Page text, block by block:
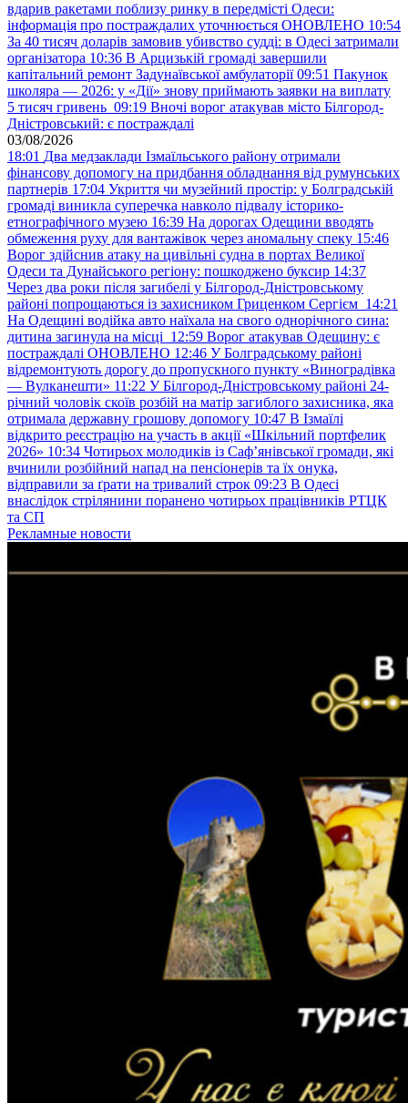
вдарив ракетами поблизу ринку в передмісті Одеси:
інформація про постраждалих уточнюється ОНОВЛЕНО 10:54
За 40 тисяч доларів замовив убивство судді: в Одесі затримали
організатора 10:36 В Арцизькій громаді завершили
капітальний ремонт Задунаївської амбулаторії 09:51 Пакунок
школяра — 2026: у «Дії» знову приймають заявки на виплату
5 тисяч гривень 09:19 Вночі ворог атакував місто Білгород-
Дністровський: є постраждалі
03/08/2026
18:01 Два медзаклади Ізмаїльського району отримали
фінансову допомогу на придбання обладнання від румунських
партнерів 17:04 Укриття чи музейний простір: у Болградській
громаді виникла суперечка навколо підвалу історико-
етнографічного музею 16:39 На дорогах Одещини вводять
обмеження руху для вантажівок через аномальну спеку 15:46
Ворог здійснив атаку на цивільні судна в портах Великої
Одеси та Дунайського регіону: пошкоджено буксир 14:37
Через два роки після загибелі у Білгород-Дністровському
районі попрощаються із захисником Гриценком Сергієм 14:21
На Одещині водійка авто наїхала на свого однорічного сина:
дитина загинула на місці 12:59 Ворог атакував Одещину: є
постраждалі ОНОВЛЕНО 12:46 У Болградському районі
відремонтують дорогу до пропускного пункту «Виноградівка
— Вулканешти» 11:22 У Білгород-Дністровському районі 24-
річний чоловік скоїв розбій на матір загиблого захисника, яка
отримала державну грошову допомогу 10:47 В Ізмаїлі
відкрито реєстрацію на участь в акції «Шкільний портфелик
2026» 10:34 Чотирьох молодиків із Саф’янівської громади, які
вчинили розбійний напад на пенсіонерів та їх онука,
відправили за ґрати на тривалий строк 09:23 В Одесі
внаслідок стрілянини поранено чотирьох працівників РТЦК
та СП
Рекламные новости